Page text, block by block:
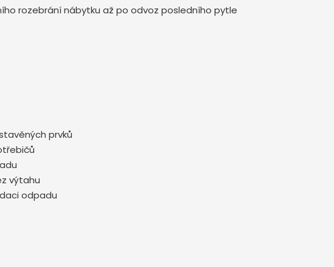
rozebrání nábytku až po odvoz posledního pytle
prvků
výtahu
odpadu